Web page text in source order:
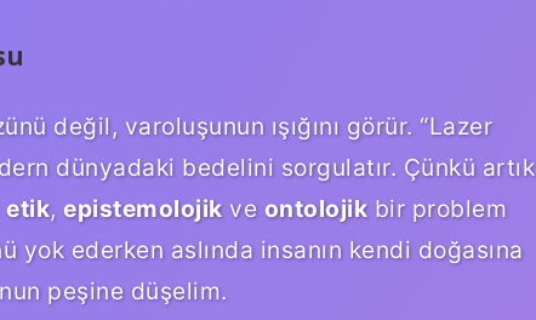
değil, varoluşunun ışığını görür. “Lazer
dünyadaki bedelini sorgulatır. Çünkü artık
etik, epistemolojik ve ontolojik bir problem
yok ederken aslında insanın kendi doğasına
peşine düşelim.